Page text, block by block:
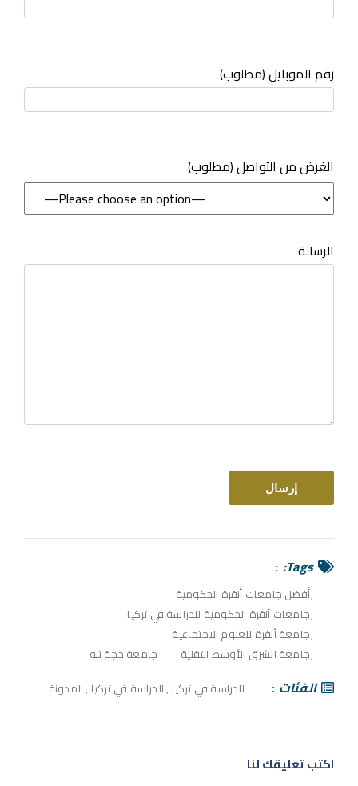
رقم الموبايل (مطلوب)
(مطلوب) الغرض من التواصل
الرسالة
Tags:
أفضل جامعات أنقرة الحكومية
جامعات أنقرة الحكومية للدراسة في تركيا
جامعة أنقرة للعلوم الاجتماعية
جامعة الشرق الأوسط التقنية
جامعة حجة تبه
الفئات الدراسة في تركيا ,الدراسة في تركيا ,المدونة
اكتب تعليقك لنا